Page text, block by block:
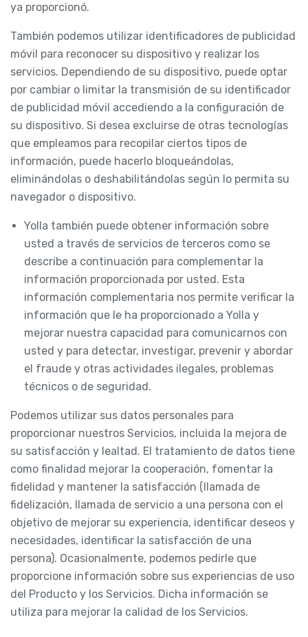
ya proporcionó.
También podemos utilizar identificadores de publicidad
móvil para reconocer su dispositivo y realizar los
servicios. Dependiendo de su dispositivo, puede optar
por cambiar o limitar la transmisión de su identificador
de publicidad móvil accediendo a la configuración de
su dispositivo. Si desea excluirse de otras tecnologías
que empleamos para recopilar ciertos tipos de
información, puede hacerlo bloqueándolas,
eliminándolas o deshabilitándolas según lo permita su
navegador o dispositivo.
Yolla también puede obtener información sobre
usted a través de servicios de terceros como se
describe a continuación para complementar la
información proporcionada por usted. Esta
información complementaria nos permite verificar la
información que le ha proporcionado a Yolla y
mejorar nuestra capacidad para comunicarnos con
usted y para detectar, investigar, prevenir y abordar
el fraude y otras actividades ilegales, problemas
técnicos o de seguridad.
Podemos utilizar sus datos personales para
proporcionar nuestros Servicios, incluida la mejora de
su satisfacción y lealtad. El tratamiento de datos tiene
como finalidad mejorar la cooperación, fomentar la
fidelidad y mantener la satisfacción (llamada de
fidelización, llamada de servicio a una persona con el
objetivo de mejorar su experiencia, identificar deseos y
necesidades, identificar la satisfacción de una
persona). Ocasionalmente, podemos pedirle que
proporcione información sobre sus experiencias de uso
del Producto y los Servicios. Dicha información se
utiliza para mejorar la calidad de los Servicios.